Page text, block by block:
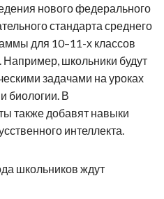
нового федерального
стандарта среднего
для 10–11-х классов
школьники будут
задачами на уроках
биологии. В
также добавят навыки
интеллекта.
школьников ждут